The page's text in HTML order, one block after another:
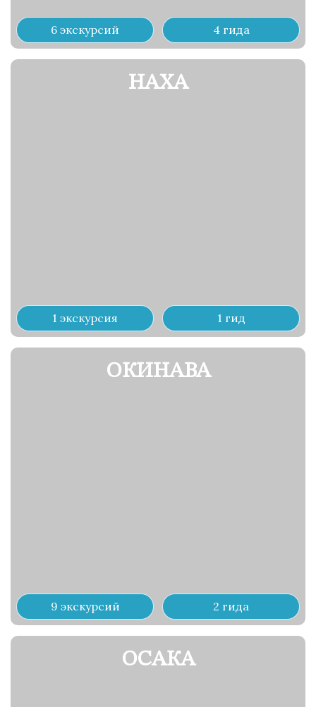
6 экскурсий 4 гида
НАХА
1 экскурсия 1 гид
ОКИНАВА
9 экскурсий 2 гида
ОСАКА